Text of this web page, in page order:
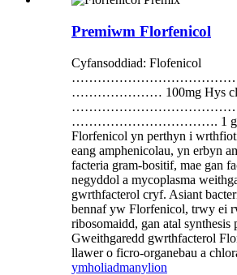
Premiwm Florfenicol
Cyfansoddiad: Flofenicol
………………… 100mg Hys
……………………………. 1 g
Florfenicol yn perthyn i
eang amphenicolau, yn erbyn
facteria gram-bositif, mae gan
negyddol a mycoplasma
gwrthfacterol cryf. Asiant
bennaf yw Florfenicol, trwy ei
ribosomaidd, gan atal synthesis
Gweithgaredd gwrthfacterol
llawer o ficro-organebau a
ymholiadmanylion